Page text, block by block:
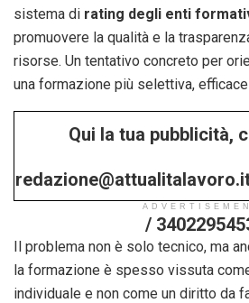
sistema di rating degli enti
promuovere la qualità e la
risorse. Un tentativo concreto per
una formazione più selettiva,
Qui la tua pubblicità,
/
Il problema non è solo tecnico, ma
la formazione è spesso vissuta
individuale e non come un diritto da